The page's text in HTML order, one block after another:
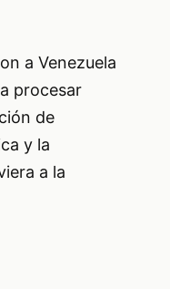
a Venezuela
procesar
de
y la
a la